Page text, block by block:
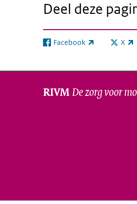
Deel deze
Facebook
(externe link) X
RIVMDe zorg voor